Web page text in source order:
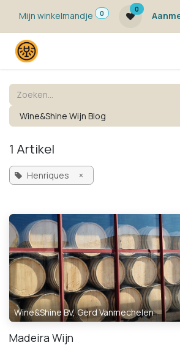
Mijn winkelmandje
0
0
Wine&Shine Wijn Blog
1 Artikel
Henriques ×
Wine&Shine BV, Gerd Vanmechelen
Madeira Wijn